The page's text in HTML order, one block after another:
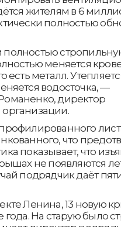
жителям в 6
полностью
меняется
есть металл.
водосточка, —
директор
что
показывает, что
не появляются
подрядчик даёт
Ленина, 13 новую
года. На старую было